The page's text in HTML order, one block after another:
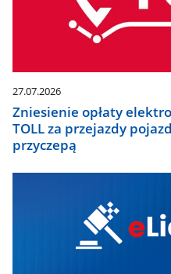
27.07.2026
Zniesienie opłaty
TOLL za przejazdy
przyczepą